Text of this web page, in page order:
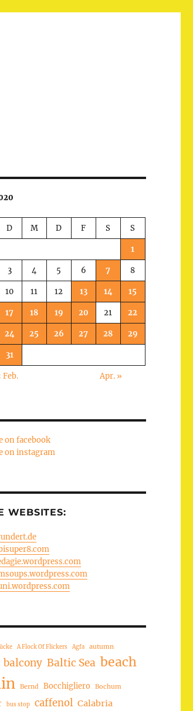
D M D F S S
1
3 4 5 6 7 8
10 11 12 13 14 15
17 18 19 20 21 22
24 25 26 27 28 29
31
Feb. Apr. »
on facebook
on instagram
WEBSITES:
A Flock Of Flickers Agfa autumn
balcony Baltic Sea beach
Bernd Bocchigliero Bochum
bus stop caffenol Calabria